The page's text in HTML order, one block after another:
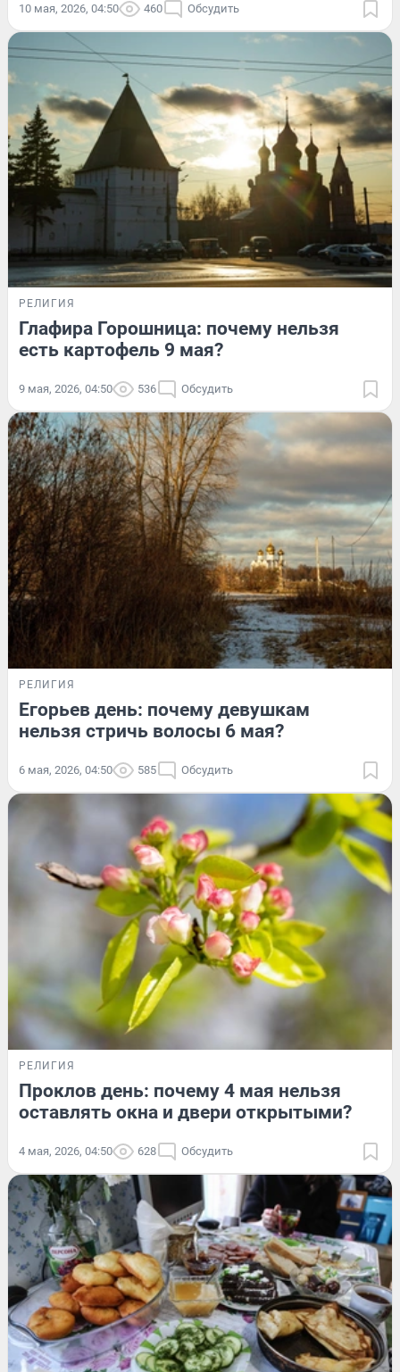
10 мая, 2026, 04:50 460 Обсудить
РЕЛИГИЯ
Глафира Горошница: почему нельзя
есть картофель 9 мая?
9 мая, 2026, 04:50 536 Обсудить
РЕЛИГИЯ
Егорьев день: почему девушкам
нельзя стричь волосы 6 мая?
6 мая, 2026, 04:50 585 Обсудить
РЕЛИГИЯ
Проклов день: почему 4 мая нельзя
оставлять окна и двери открытыми?
4 мая, 2026, 04:50 628 Обсудить